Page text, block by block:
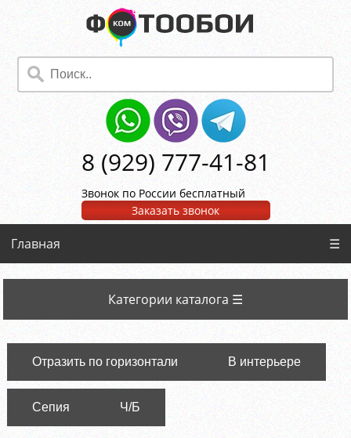
8 (929) 777-41-81
Звонок по России бесплатный
Заказать звонок
Главная ☰
Категории каталога ☰
Отразить по горизонтали В интерьере
Сепия Ч/Б